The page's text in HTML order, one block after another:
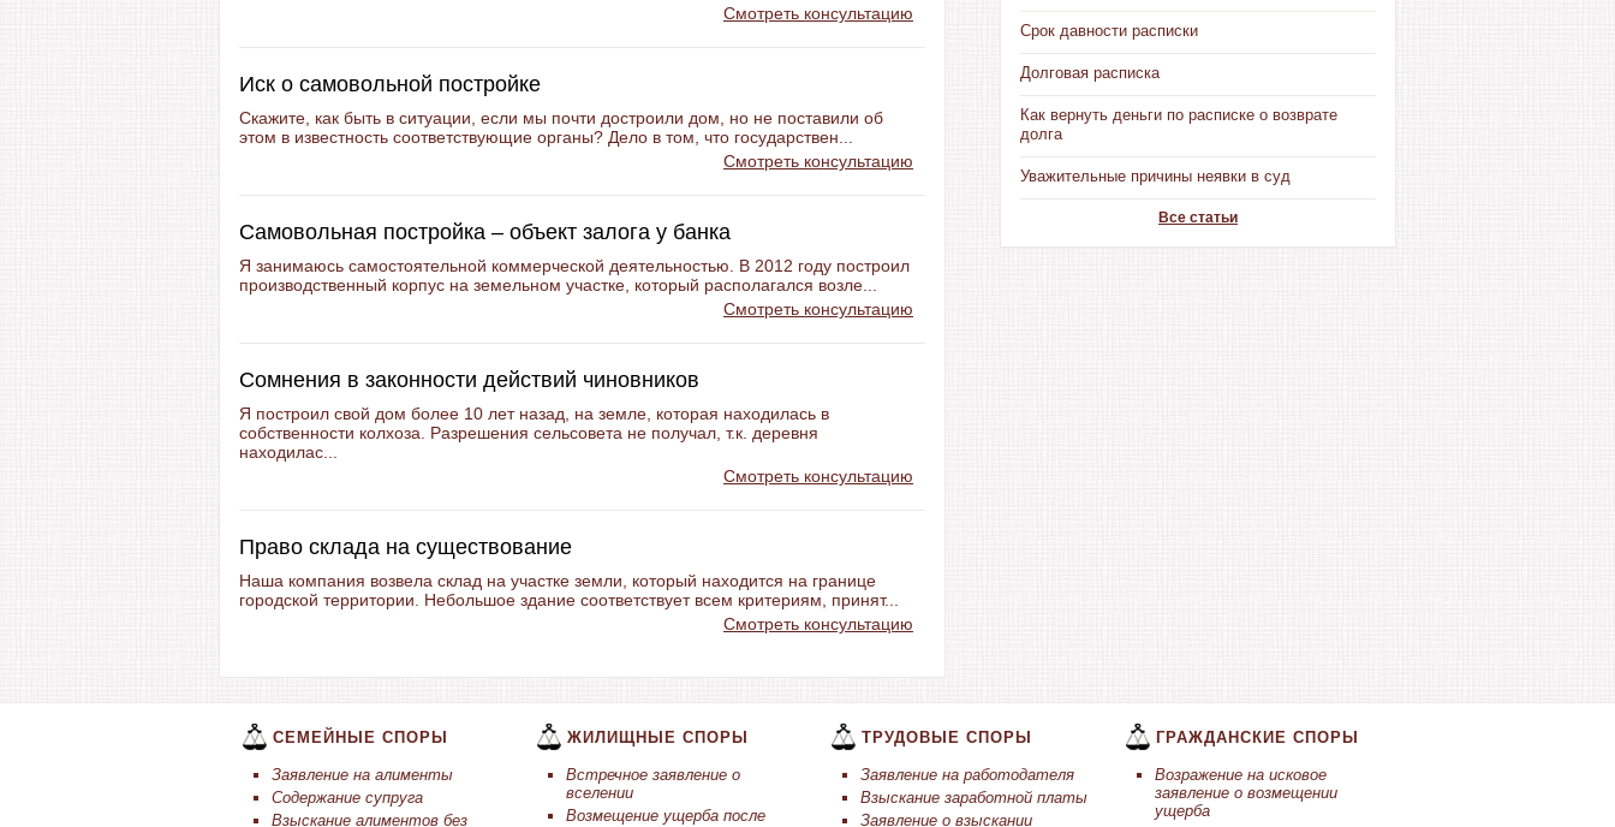
Смотреть консультацию
Иск о самовольной постройке
Скажите, как быть в ситуации, если мы почти достроили дом, но не поставили об
этом в известность соответствующие органы? Дело в том, что государствен...
Смотреть консультацию
Самовольная постройка – объект залога у банка
Я занимаюсь самостоятельной коммерческой деятельностью. В 2012 году построил
производственный корпус на земельном участке, который располагался возле...
Смотреть консультацию
Сомнения в законности действий чиновников
Я построил свой дом более 10 лет назад, на земле, которая находилась в
собственности колхоза. Разрешения сельсовета не получал, т.к. деревня
находилас...
Смотреть консультацию
Право склада на существование
Наша компания возвела склад на участке земли, который находится на границе
городской территории. Небольшое здание соответствует всем критериям, принят...
Смотреть консультацию
Срок давности расписки
Долговая расписка
Как вернуть деньги по расписке о возврате
долга
Уважительные причины неявки в суд
Все статьи
СЕМЕЙНЫЕ СПОРЫ
Заявление на алименты
Содержание супруга
Взыскание алиментов без
ЖИЛИЩНЫЕ СПОРЫ
Встречное заявление о
вселении
Возмещение ущерба после
ТРУДОВЫЕ СПОРЫ
Заявление на работодателя
Взыскание заработной платы
Заявление о взыскании
ГРАЖДАНСКИЕ СПОРЫ
Возражение на исковое
заявление о возмещении
ущерба